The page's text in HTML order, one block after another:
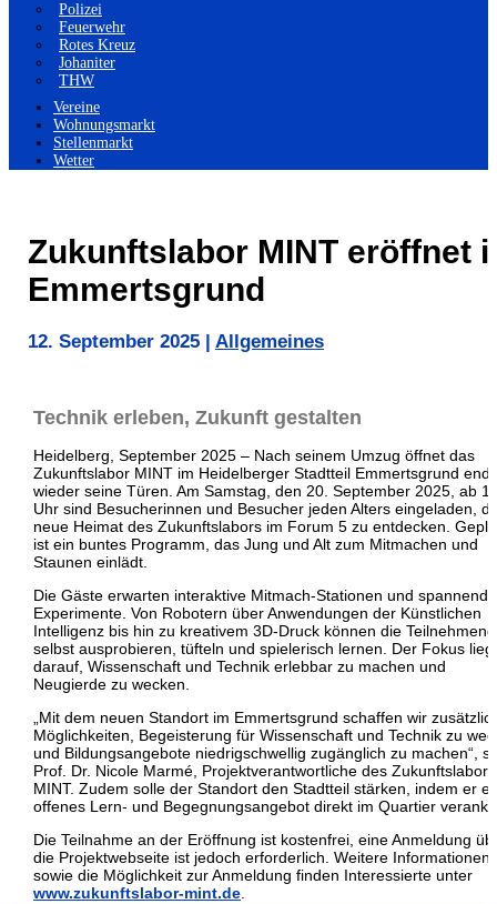
Polizei
Feuerwehr
Rotes Kreuz
Johaniter
THW
Vereine
Wohnungsmarkt
Stellenmarkt
Wetter
Zukunftslabor MINT eröffnet
Emmertsgrund
12. September 2025 Allgemeines
Technik erleben, Zukunft gestalten
Heidelberg, September 2025 – Nach seinem Umzug öffnet das
Zukunftslabor MINT im Heidelberger Stadtteil Emmertsgrund
wieder seine Türen. Am Samstag, den 20. September 2025, ab 11
Uhr sind Besucherinnen und Besucher jeden Alters eingeladen,
neue Heimat des Zukunftslabors im Forum 5 zu entdecken.
ist ein buntes Programm, das Jung und Alt zum Mitmachen und
Staunen einlädt.
Die Gäste erwarten interaktive Mitmach-Stationen und spannende
Experimente. Von Robotern über Anwendungen der Künstlichen
Intelligenz bis hin zu kreativem 3D-Druck können die
selbst ausprobieren, tüfteln und spielerisch lernen. Der Fokus liegt
darauf, Wissenschaft und Technik erlebbar zu machen und
Neugierde zu wecken.
„Mit dem neuen Standort im Emmertsgrund schaffen wir
Möglichkeiten, Begeisterung für Wissenschaft und Technik zu
und Bildungsangebote niedrigschwellig zugänglich zu machen“,
Prof. Dr. Nicole Marmé, Projektverantwortliche des Zukunftslabors
MINT. Zudem solle der Standort den Stadtteil stärken, indem er
offenes Lern- und Begegnungsangebot direkt im Quartier
Die Teilnahme an der Eröffnung ist kostenfrei, eine Anmeldung
die Projektwebseite ist jedoch erforderlich. Weitere Informationen
sowie die Möglichkeit zur Anmeldung finden Interessierte unter
www.zukunftslabor-mint.de.